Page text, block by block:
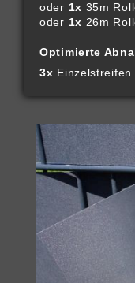
oder 1x 35m
oder 1x 26m
Optimierte
3x Einzelstreifen